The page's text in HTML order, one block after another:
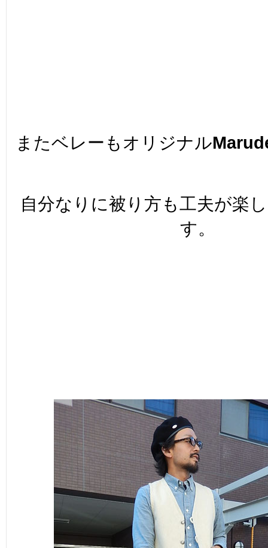
またベレーもオリジナル
自分なりに被り方も工夫が楽
す。